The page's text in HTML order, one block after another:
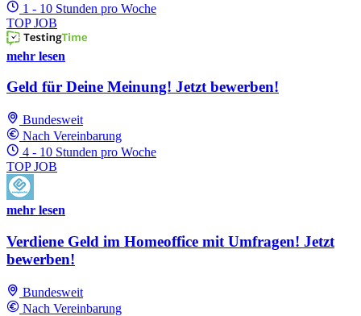
1 - 10 Stunden pro Woche
TOP JOB
mehr lesen
Geld für Deine Meinung! Jetzt bewerben!
Bundesweit
Nach Vereinbarung
4 - 10 Stunden pro Woche
TOP JOB
mehr lesen
Verdiene Geld im Homeoffice mit Umfragen! Jetzt
bewerben!
Bundesweit
Nach Vereinbarung